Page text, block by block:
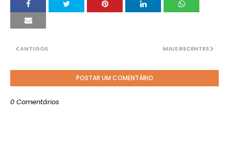
MAIS RECENTES
ANTIGOS
POSTAR UM COMENTÁRIO
0 Comentários